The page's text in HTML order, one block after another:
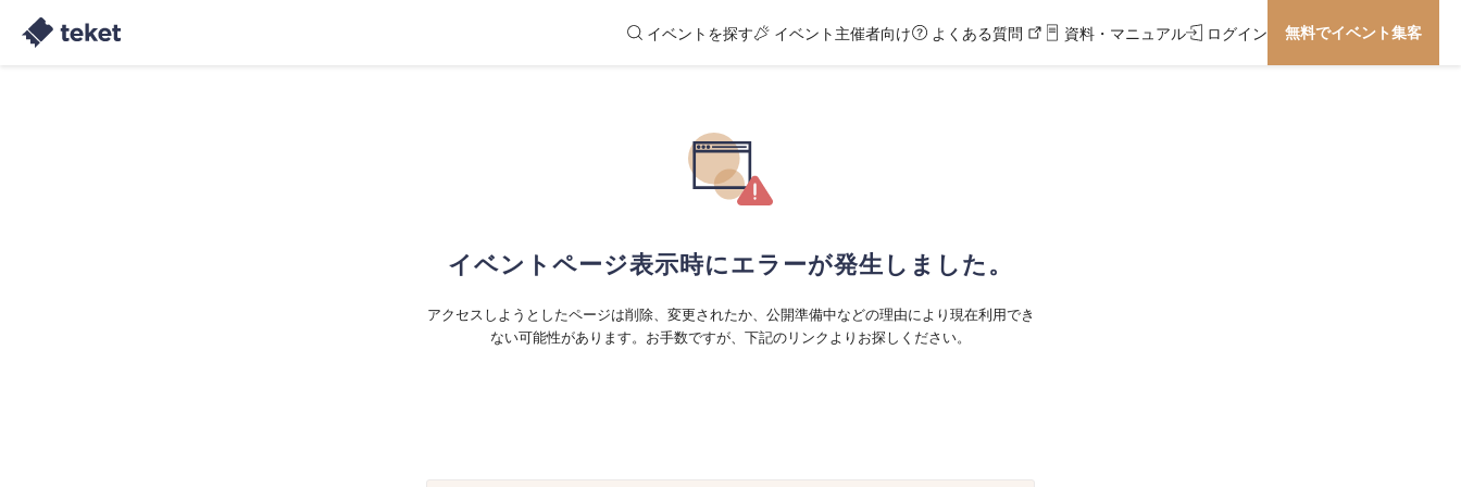
イベントを探す イベント主催者向け よくある質問 資料・マニュアル ログイン 無料でイベント集客
イベントページ表示時にエラーが発生しました。
アクセスしようとしたページは削除、変更されたか、公開準備中などの理由により現在利用でき
ない可能性があります。お手数ですが、下記のリンクよりお探しください。